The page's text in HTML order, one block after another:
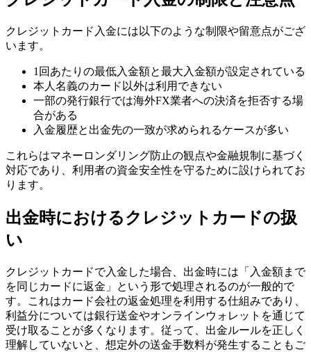
クレジットカード入金には以下のような制限や留意点がござ
います。
1回あたりの最低入金額と最大入金額が設定されている
本人名義のカード以外は利用できない
一部の発行銀行では海外FX業者への決済を拒否する場
合がある
入金履歴と出金先の一致が求められるケースが多い
これらはマネーロンダリング防止の観点や金融規制に基づく
対応であり、利用者の資金安全性を守るために設けられてお
ります。
出金時におけるクレジットカードの扱
い
クレジットカードで入金した場合、出金時には「入金額まで
を同じカードに返金」という形で処理されるのが一般的で
す。これはカード会社の返金処理を利用する仕組みであり、
利益分については銀行送金やオンラインウォレットを通じて
受け取ることが多くなります。従って、出金ルールを正しく
理解していないと、想定外の送金手数料が発生することもご